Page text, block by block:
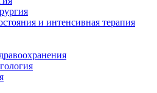
и интенсивная терапия